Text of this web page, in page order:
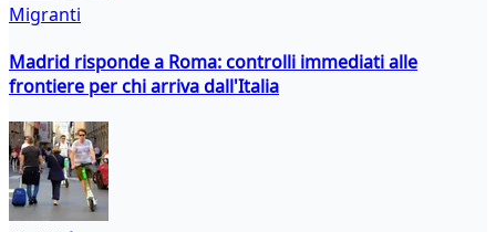
Migranti
Madrid risponde a Roma: controlli immediati alle
frontiere per chi arriva dall'Italia